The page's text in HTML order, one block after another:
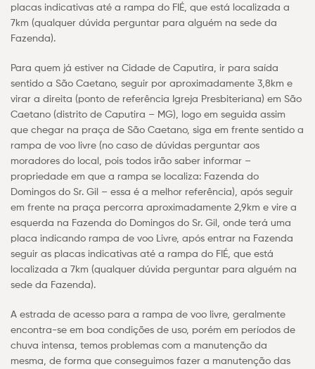
placas indicativas até a rampa do FIÉ, que está localizada a
7km (qualquer dúvida perguntar para alguém na sede da
Fazenda).
Para quem já estiver na Cidade de Caputira, ir para saída
sentido a São Caetano, seguir por aproximadamente 3,8km e
virar a direita (ponto de referência Igreja Presbiteriana) em São
Caetano (distrito de Caputira – MG), logo em seguida assim
que chegar na praça de São Caetano, siga em frente sentido a
rampa de voo livre (no caso de dúvidas perguntar aos
moradores do local, pois todos irão saber informar –
propriedade em que a rampa se localiza: Fazenda do
Domingos do Sr. Gil – essa é a melhor referência), após seguir
em frente na praça percorra aproximadamente 2,9km e vire a
esquerda na Fazenda do Domingos do Sr. Gil, onde terá uma
placa indicando rampa de voo Livre, após entrar na Fazenda
seguir as placas indicativas até a rampa do FIÉ, que está
localizada a 7km (qualquer dúvida perguntar para alguém na
sede da Fazenda).
A estrada de acesso para a rampa de voo livre, geralmente
encontra-se em boa condições de uso, porém em períodos de
chuva intensa, temos problemas com a manutenção da
mesma, de forma que conseguimos fazer a manutenção das